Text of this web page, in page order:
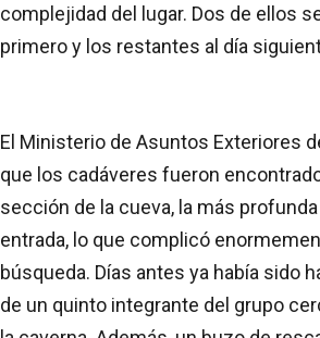
complejidad del lugar. Dos de ellos
primero y los restantes al día
El Ministerio de Asuntos Exteriores
que los cadáveres fueron
sección de la cueva, la más
entrada, lo que complicó
búsqueda. Días antes ya había sido
de un quinto integrante del grupo